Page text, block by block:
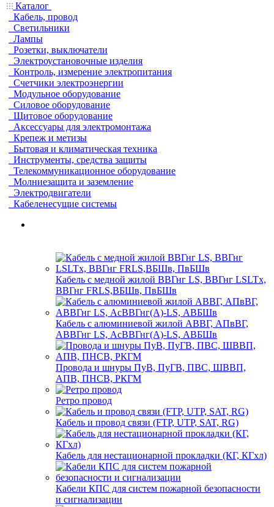
Каталог
Кабель, провод
Светильники
Лампы
Розетки, выключатели
Электроустановочные изделия
Контроль, измерение электропитания
Счетчики электроэнергии
Модульное оборудование
Силовое оборудование
Щитовое оборудование
Аксессуары для электромонтажа
Крепеж и метизы
Бытовая и климатическая техника
Инструменты, средства защиты
Телекоммуникационное оборудование
Молниезащита и заземление
Электродвигатели
Кабеленесущие системы
Кабель с медной жилой ВВГнг LS, ВВГнг LSLTx,
ВВГнг FRLS,ВБШв, ПвБШв
Кабель с алюминиевой жилой АВВГ, АПвВГ,
АВВГнг LS, АсВВГнг(А)-LS, АВБШв
Провода и шнуры ПуВ, ПуГВ, ПВС, ШВВП,
АПВ, ПНСВ, РКГМ
Ретро провод
Кабель и провод связи (FTP, UTP, SAT, RG)
Кабель для нестационарной прокладки (КГ, КГхл)
Кабели КПС для систем пожарной безопасности
и сигнализации